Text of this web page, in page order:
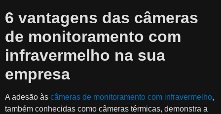
6 vantagens das câmeras
de monitoramento com
infravermelho na sua
empresa
A adesão às câmeras de monitoramento com infravermelho,
também conhecidas como câmeras térmicas, demonstra a